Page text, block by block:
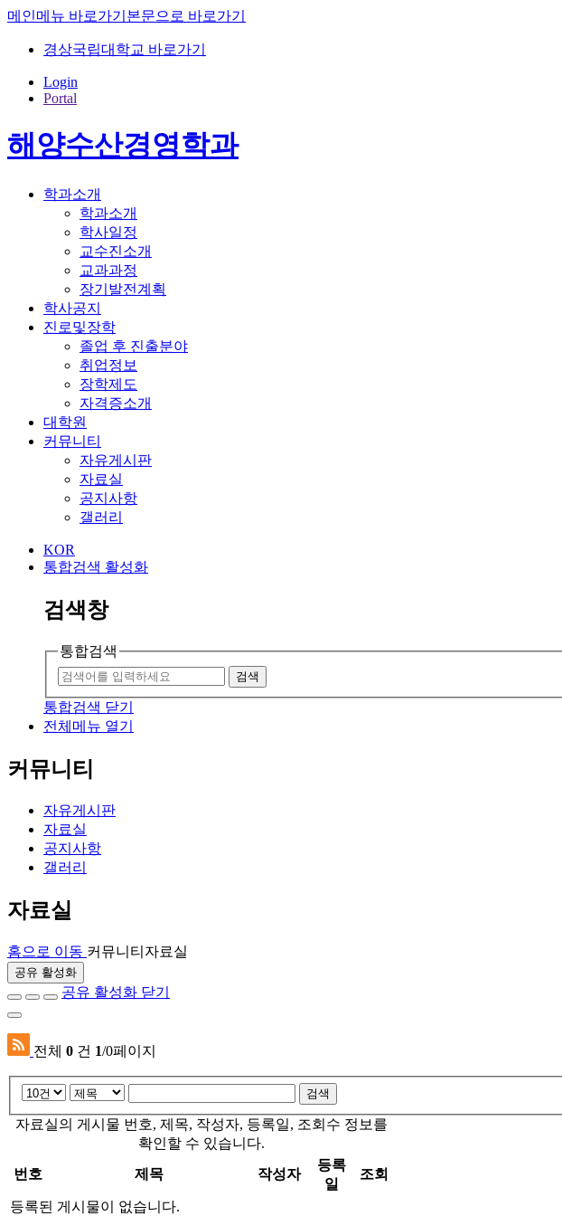
메인메뉴 바로가기 본문으로 바로가기
경상국립대학교 바로가기
Login
Portal
해양수산경영학과
학과소개
학과소개
학사일정
교수진소개
교과과정
장기발전계획
학사공지
진로및장학
졸업 후 진출분야
취업정보
장학제도
자격증소개
대학원
커뮤니티
자유게시판
자료실
공지사항
갤러리
KOR
통합검색 활성화
검색창
통합검색
검색
통합검색 닫기
전체메뉴 열기
커뮤니티
자유게시판
자료실
공지사항
갤러리
자료실
홈으로 이동 커뮤니티 자료실
공유 활성화
공유 활성화 닫기
전체 0 건 1/0페이지
검색
자료실의 게시물 번호, 제목, 작성자, 등록일, 조회수 정보를
확인할 수 있습니다.
번호
제목 작성자
등록
일
조회
등록된 게시물이 없습니다.